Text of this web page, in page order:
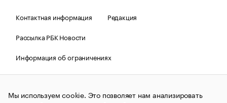
Контактная информация
Редакция
Рассылка РБК Новости
Информация об ограничениях
Правовая информация
О соблюдении авторских прав
© АО «РОСБИЗНЕСКОНСАЛТИНГ»,1995–2026.Сообщения
Мы используем cookie. Это позволяет нам анализировать